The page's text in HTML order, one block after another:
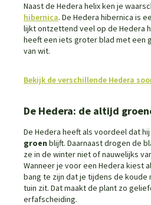
Naast de Hedera helix ken je
hibernica. De Hedera hibernica is
lijkt ontzettend veel op de Hedera
heeft een iets groter blad met een
van wit.
Bekijk de verschillende Hedera
De Hedera: de altijd
De Hedera heeft als voordeel dat hij
groen blijft. Daarnaast drogen de
ze in de winter niet of nauwelijks
Wanneer je voor een Hedera kiest
bang te zijn dat je tijdens de koude
tuin zit. Dat maakt de plant zo
erfafscheiding.